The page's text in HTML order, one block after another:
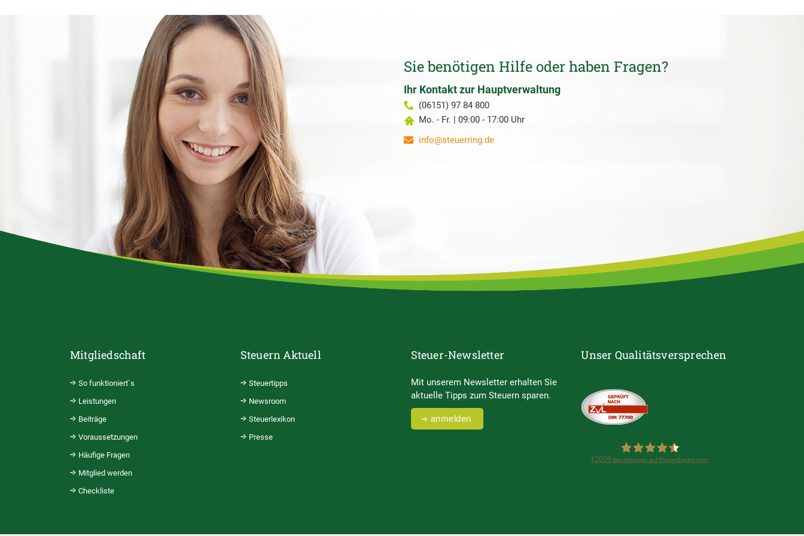
Sie benötigen Hilfe oder haben Fragen?
Ihr Kontakt zur Hauptverwaltung
(06151) 97 84 800
Mo. - Fr. | 09:00 - 17:00 Uhr
info@steuerring.de
Mitgliedschaft
So funktioniert`s
Leistungen
Beiträge
Voraussetzungen
Häufige Fragen
Mitglied werden
Checkliste
Steuern Aktuell
Steuertipps
Newsroom
Steuerlexikon
Presse
Steuer-Newsletter
Mit unserem Newsletter erhalten Sie
aktuelle Tipps zum Steuern sparen.
anmelden
Unser Qualitätsversprechen
12059 Bewertungen auf ProvenExpert.com